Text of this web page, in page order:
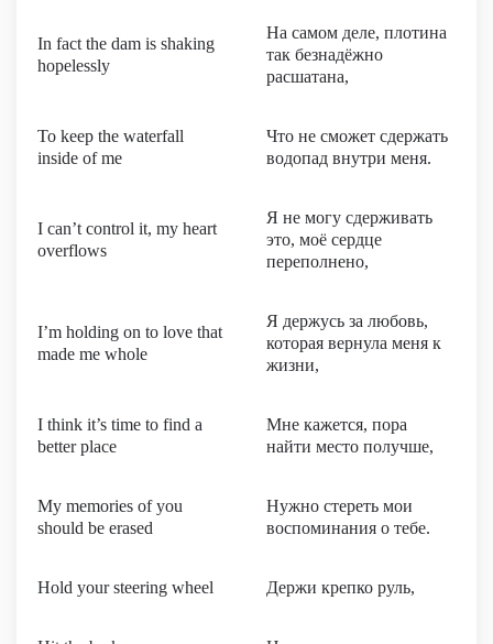
In fact the dam is shaking
hopelessly
На самом деле, плотина
так безнадёжно
расшатана,
To keep the waterfall
inside of me
Что не сможет сдержать
водопад внутри меня.
I can’t control it, my heart
overflows
Я не могу сдерживать
это, моё сердце
переполнено,
I’m holding on to love that
made me whole
Я держусь за любовь,
которая вернула меня к
жизни,
I think it’s time to find a
better place
Мне кажется, пора
найти место получше,
My memories of you
should be erased
Нужно стереть мои
воспоминания о тебе.
Hold your steering wheel Держи крепко руль,